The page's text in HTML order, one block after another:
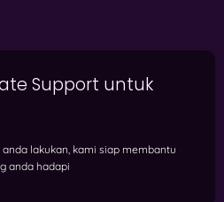
Support untuk
lakukan, kami siap membantu
anda hadapi